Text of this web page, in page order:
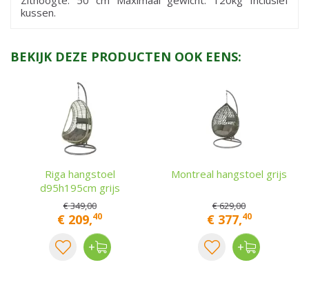
kussen.
BEKIJK DEZE PRODUCTEN OOK EENS:
Riga hangstoel
d95h195cm grijs
€349,00
€ 209,40
Montreal hangstoel grijs
€629,00
€ 377,40